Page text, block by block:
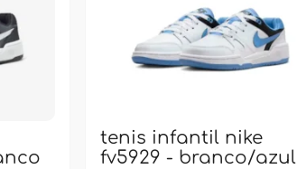
tenis infantil nike
fv5929 - branco/azul